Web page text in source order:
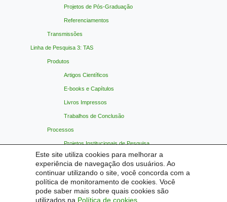
Este site utiliza cookies para melhorar a
experiência de navegação dos usuários. Ao
continuar utilizando o site, você concorda com a
política de monitoramento de cookies. Você
pode saber mais sobre quais cookies são
utilizados na Política de cookies
Projetos de Pós-Graduação
Referenciamentos
Transmissões
Linha de Pesquisa 3: TAS
Produtos
Artigos Científicos
E-books e Capítulos
Livros Impressos
Trabalhos de Conclusão
Processos
Projetos Institucionais de Pesquisa
Projetos de Pós-Graduação
Referenciamentos
Transmissões
Materiais Indicados